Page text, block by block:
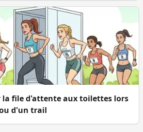
la file d'attente aux toilettes lors
d'un trail